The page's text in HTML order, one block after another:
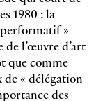
1980 : la
»
l’œuvre d’art
que comme
« délégation
des